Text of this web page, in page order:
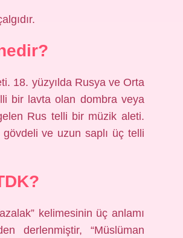
18. yüzyılda Rusya ve Orta
bir lavta olan dombra veya
Rus telli bir müzik aleti.
gövdeli ve uzun saplı üç telli
kelimesinin üç anlamı
derlenmiştir, “Müslüman